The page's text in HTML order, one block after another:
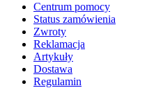
Centrum pomocy
Status zamówienia
Zwroty
Reklamacja
Artykuły
Dostawa
Regulamin